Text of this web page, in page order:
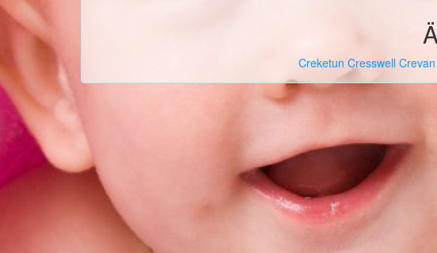
Creketun Cresswell Crevan